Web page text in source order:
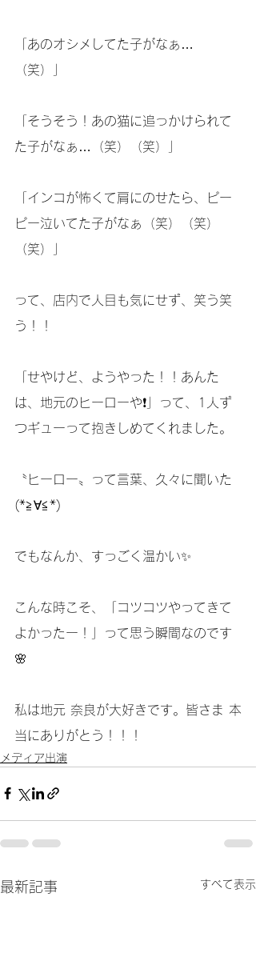
「あのオシメしてた子がなぁ…
（笑）」
「そうそう！あの猫に追っかけられて
た子がなぁ…（笑）（笑）」
「インコが怖くて肩にのせたら、ピー
ピー泣いてた子がなぁ（笑）（笑）
（笑）」
って、店内で人目も気にせず、笑う笑
う！！
「せやけど、ようやった！！あんた
は、地元のヒーローや❗️」って、1人ず
つギューって抱きしめてくれました。
〝ヒーロー〟って言葉、久々に聞いた
(*≧∀≦*)
でもなんか、すっごく温かい✨
こんな時こそ、「コツコツやってきて
よかったー！」って思う瞬間なのです
🌸
私は地元 奈良が大好きです。皆さま 本
当にありがとう！！！
メディア出演
最新記事 すべて表示